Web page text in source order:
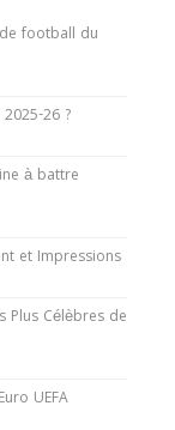
la Coupe
de football
football du
26 ?
à battre
et Impressions
Plus Célèbres de
UEFA